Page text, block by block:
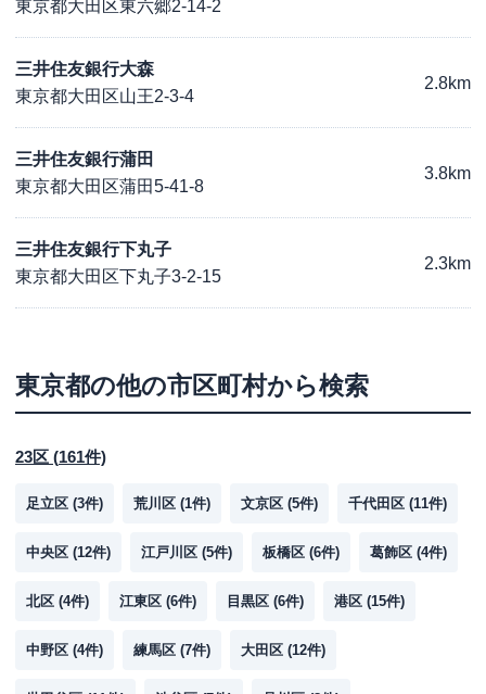
東京都大田区東六郷2-14-2
三井住友銀行大森
東京都大田区山王2-3-4
2.8km
三井住友銀行蒲田
東京都大田区蒲田5-41-8
3.8km
三井住友銀行下丸子
東京都大田区下丸子3-2-15
2.3km
東京都の他の市区町村から検索
23区 (161件)
足立区 (3件) 荒川区 (1件) 文京区 (5件) 千代田区 (11件)
中央区 (12件) 江戸川区 (5件) 板橋区 (6件) 葛飾区 (4件)
北区 (4件) 江東区 (6件) 目黒区 (6件) 港区 (15件)
中野区 (4件) 練馬区 (7件) 大田区 (12件)